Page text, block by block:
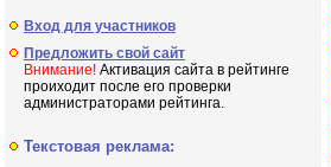
Вход для участников
Предложить свой сайт
Внимание! Активация сайта в рейтинге
проиходит после его проверки
администраторами рейтинга.
Текстовая реклама: